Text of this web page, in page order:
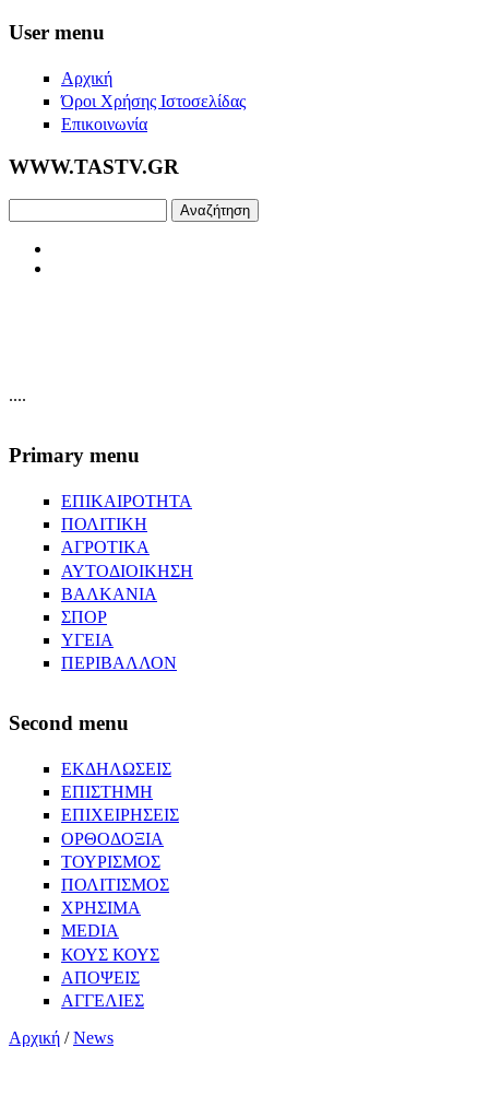
Skip to main content
User menu
Αρχική
Όροι Χρήσης Ιστοσελίδας
Επικοινωνία
WWW.TASTV.GR
....
Primary menu
ΕΠΙΚΑΙΡΟΤΗΤΑ
ΠΟΛΙΤΙΚΗ
ΑΓΡΟΤΙΚΑ
ΑΥΤΟΔΙΟΙΚΗΣΗ
ΒΑΛΚΑΝΙΑ
ΣΠΟΡ
ΥΓΕΙΑ
ΠΕΡΙΒΑΛΛΟΝ
Second menu
ΕΚΔΗΛΩΣΕΙΣ
ΕΠΙΣΤΗΜΗ
ΕΠΙΧΕΙΡΗΣΕΙΣ
ΟΡΘΟΔΟΞΙΑ
ΤΟΥΡΙΣΜΟΣ
ΠΟΛΙΤΙΣΜΟΣ
ΧΡΗΣΙΜΑ
MEDIA
ΚΟΥΣ ΚΟΥΣ
ΑΠΟΨΕΙΣ
ΑΓΓΕΛΙΕΣ
Αρχική /News